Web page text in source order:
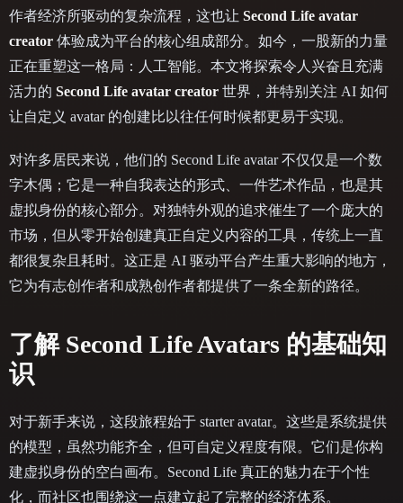
作者经济所驱动的复杂流程，这也让 Second Life avatar
creator 体验成为平台的核心组成部分。如今，一股新的力量
正在重塑这一格局：人工智能。本文将探索令人兴奋且充满
活力的 Second Life avatar creator 世界，并特别关注 AI 如何
让自定义 avatar 的创建比以往任何时候都更易于实现。
对许多居民来说，他们的 Second Life avatar 不仅仅是一个数
字木偶；它是一种自我表达的形式、一件艺术作品，也是其
虚拟身份的核心部分。对独特外观的追求催生了一个庞大的
市场，但从零开始创建真正自定义内容的工具，传统上一直
都很复杂且耗时。这正是 AI 驱动平台产生重大影响的地方，
它为有志创作者和成熟创作者都提供了一条全新的路径。
了解 Second Life Avatars 的基础知
识
对于新手来说，这段旅程始于 starter avatar。这些是系统提供
的模型，虽然功能齐全，但可自定义程度有限。它们是你构
建虚拟身份的空白画布。Second Life 真正的魅力在于个性
化，而社区也围绕这一点建立起了完整的经济体系。